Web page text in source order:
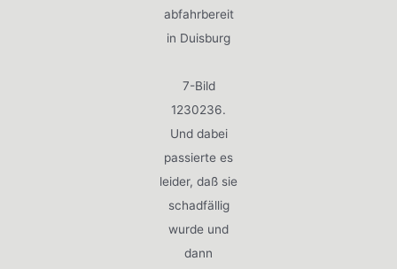
abfahrbereit
in Duisburg
7-Bild
1230236.
Und dabei
passierte es
leider, daß sie
schadfällig
wurde und
dann